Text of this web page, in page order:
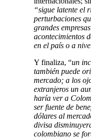
“sigue latente el
perturbaciones
grandes
acontecimientos
en el país o a
Y finaliza, “un
también puede
mercado; a los
extranjeros un
haría ver a
ser fuente de
dólares al
divisa
colombiano se